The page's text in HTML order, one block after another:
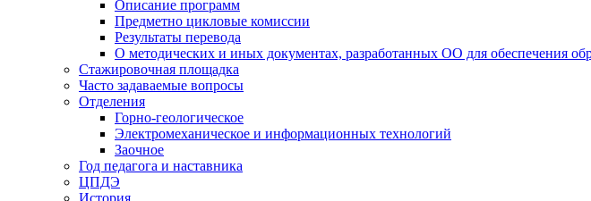
Описание программ
Предметно цикловые комиссии
Результаты перевода
О методических и иных документах, разработанных ОО для обеспечения
Стажировочная площадка
Часто задаваемые вопросы
Отделения
Горно-геологическое
Электромеханическое и информационных технологий
Заочное
Год педагога и наставника
ЦПДЭ
История